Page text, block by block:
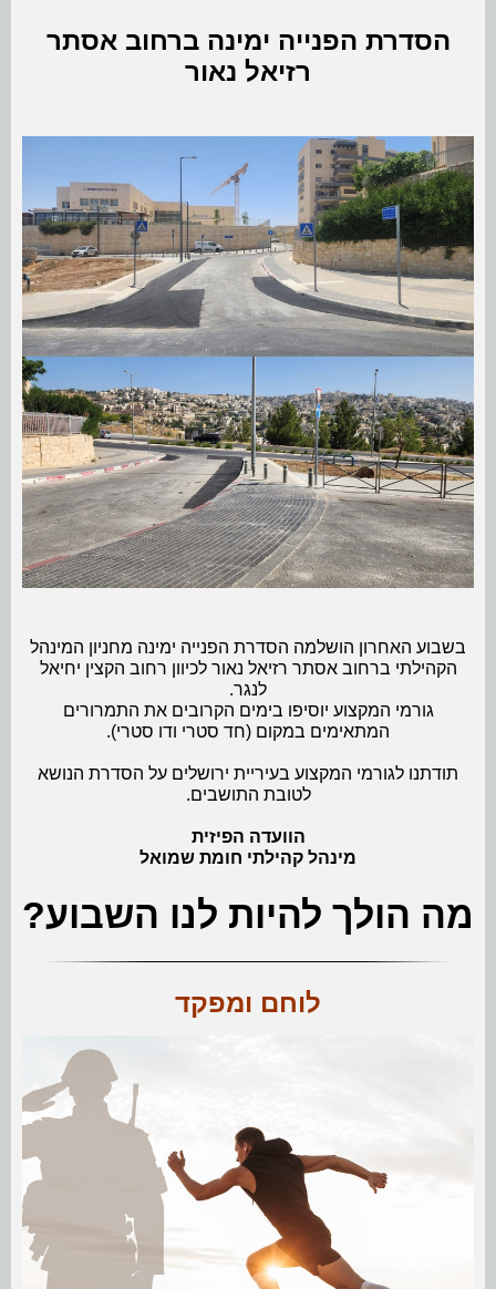
הסדרת הפנייה ימינה ברחוב אסתר
רזיאל נאור
בשבוע האחרון הושלמה הסדרת הפנייה ימינה מחניון המינהל
הקהילתי ברחוב אסתר רזיאל נאור לכיוון רחוב הקצין יחיאל
לנגר.
גורמי המקצוע יוסיפו בימים הקרובים את התמרורים
המתאימים במקום (חד סטרי ודו סטרי).
תודתנו לגורמי המקצוע בעיריית ירושלים על הסדרת הנושא
לטובת התושבים.
הוועדה הפיזית
מינהל קהילתי חומת שמואל
מה הולך להיות לנו השבוע?
לוחם ומפקד